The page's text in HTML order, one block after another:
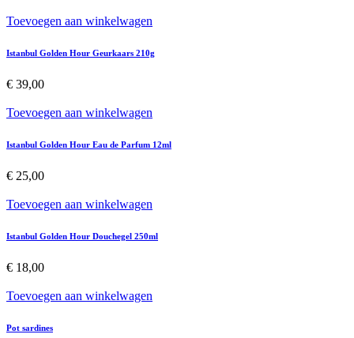
Toevoegen aan winkelwagen
Istanbul Golden Hour Geurkaars 210g
€ 39,00
Toevoegen aan winkelwagen
Istanbul Golden Hour Eau de Parfum 12ml
€ 25,00
Toevoegen aan winkelwagen
Istanbul Golden Hour Douchegel 250ml
€ 18,00
Toevoegen aan winkelwagen
Pot sardines